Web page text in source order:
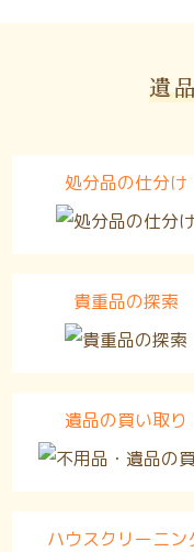
遺
処分品の仕分け
貴重品の探索
遺品の買い取り
ハウスクリーニン